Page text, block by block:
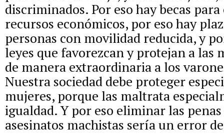
discriminados. Por eso hay becas
recursos económicos, por eso hay
personas con movilidad reducida, y
leyes que favorezcan y protejan a las
de manera extraordinaria a los
Nuestra sociedad debe proteger
mujeres, porque las maltrata
igualdad. Y por eso eliminar las
asesinatos machistas sería un error